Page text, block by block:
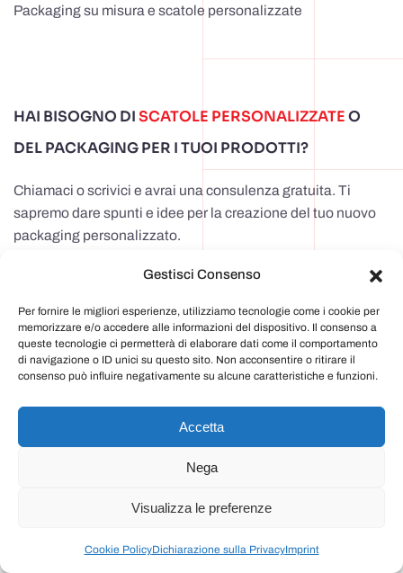
Gestisci Consenso
Per fornire le migliori esperienze, utilizziamo tecnologie come i cookie per
memorizzare e/o accedere alle informazioni del dispositivo. Il consenso a
queste tecnologie ci permetterà di elaborare dati come il comportamento
di navigazione o ID unici su questo sito. Non acconsentire o ritirare il
consenso può influire negativamente su alcune caratteristiche e funzioni.
Accetta
Nega
Visualizza le preferenze
Cookie PolicyDichiarazione sulla PrivacyImprint
Packaging su misura e scatole personalizzate
HAI BISOGNO DISCATOLE PERSONALIZZATEO
DEL PACKAGING PER I TUOI PRODOTTI?
Chiamaci o scrivici e avrai una consulenza gratuita. Ti
sapremo dare spunti e idee per la creazione del tuo nuovo
packaging personalizzato.
Siamo a due passi da Milano, nella zona industriale di
Presso la nostra sede troverai 50 anni di esperienza al tuo
servizio. Partiremo dall’ascoltare i tuoi bisogni, fornendoti
diverse soluzioni al tuo problema.
progettazionealla
packaging.